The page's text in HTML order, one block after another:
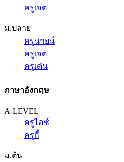
ครูเจต
ม.ปลาย
ครูนายน์
ครูเจต
ครูเด่น
ภาษาอังกฤษ
A-LEVEL
ครูไอซ์
ครูกี้
ม.ต้น